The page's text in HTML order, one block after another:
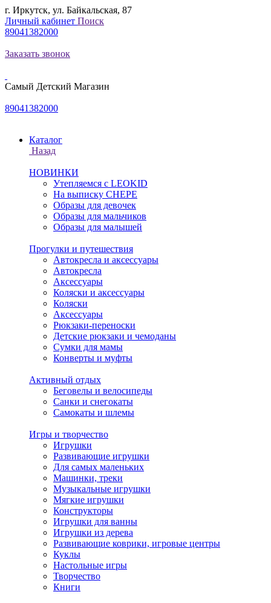
г. Иркутск, ул. Байкальская, 87
Личный кабинет Поиск
89041382000
Заказать звонок
Самый Детский Магазин
89041382000
Каталог
Назад
НОВИНКИ
Утепляемся с LEOKID
На выписку CHEPE
Образы для девочек
Образы для мальчиков
Образы для малышей
Прогулки и путешествия
Автокресла и аксессуары
Автокресла
Аксессуары
Коляски и аксессуары
Коляски
Аксессуары
Рюкзаки-переноски
Детские рюкзаки и чемоданы
Сумки для мамы
Конверты и муфты
Активный отдых
Беговелы и велосипеды
Санки и снегокаты
Самокаты и шлемы
Игры и творчество
Игрушки
Развивающие игрушки
Для самых маленьких
Машинки, треки
Музыкальные игрушки
Мягкие игрушки
Конструкторы
Игрушки для ванны
Игрушки из дерева
Развивающие коврики, игровые центры
Куклы
Настольные игры
Творчество
Книги